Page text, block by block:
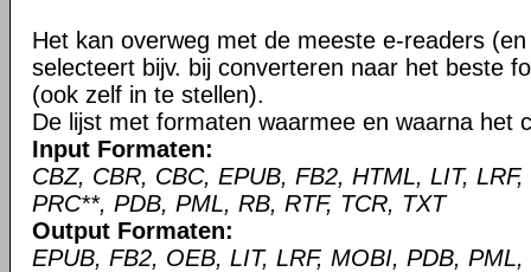
Het kan overweg met de meeste e-readers
selecteert bijv. bij converteren naar het beste
(ook zelf in te stellen).
De lijst met formaten waarmee en waarna het
Input Formaten:
CBZ, CBR, CBC, EPUB, FB2, HTML, LIT,
PRC**, PDB, PML, RB, RTF, TCR, TXT
Output Formaten:
EPUB, FB2, OEB, LIT, LRF, MOBI, PDB,